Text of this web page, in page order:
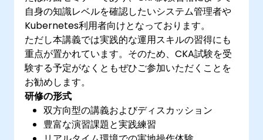
自身の知識レベルを確認したいシステム管理者や
Kubernetes利用者向けとなっております。
ただし本講義では実践的な運用スキルの習得にも
重点が置かれています。そのため、CKA試験を受
験する予定がなくともぜひご参加いただくことを
お勧めします。
研修の形式
双方向型の講義およびディスカッション
豊富な演習課題と実践練習